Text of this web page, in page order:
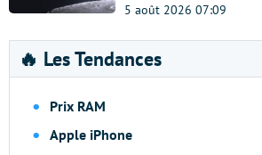
5 août 2026 07:09
🔥 Les Tendances
Prix RAM
Apple iPhone